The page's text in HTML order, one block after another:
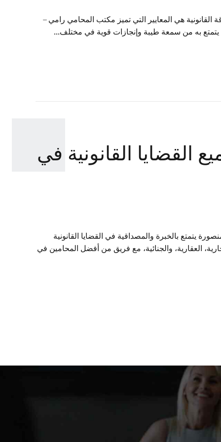
هي المعايير التي تميز مكتب المحامي رامي –
يتمتع به من سمعة طيبة وإنجازات قوية في مختلف...
القانونية في
بالخبرة والمصداقية في القضايا القانونية
العقارية، والجنائية، مع فريق من أفضل المحامين في